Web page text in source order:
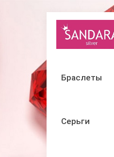
Браслеты
Серьги